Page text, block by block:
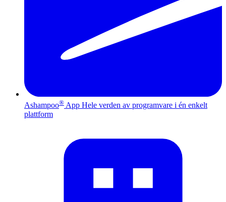
Ashampoo® App Hele verden av programvare i én enkelt
plattform